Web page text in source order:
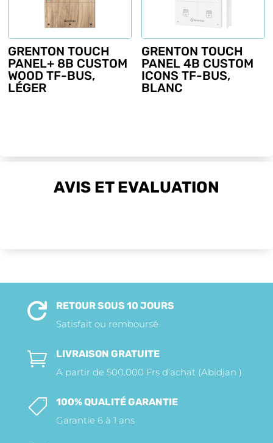
GRENTON TOUCH
PANEL+ 8B CUSTOM
WOOD TF-BUS,
LÉGER
GRENTON TOUCH
PANEL 4B CUSTOM
ICONS TF-BUS,
BLANC
AVIS ET EVALUATION

RETOUR SOUS 10 JOURS
Satisfait ou remboursé

LIVRAISON GRATUITE
A partir de 500.000 Frs d’achat (Abidjan )

100% QUALITÉ GARANTIE
Garantie 6 à 1 ans